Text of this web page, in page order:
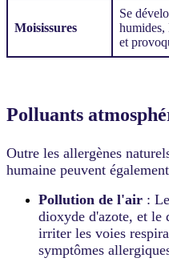
Moisissures
Se
humides,
et
Polluants
Outre les allergènes
humaine peuvent
Pollution de l'air :
dioxyde d'azote, et le
irriter les voies
symptômes